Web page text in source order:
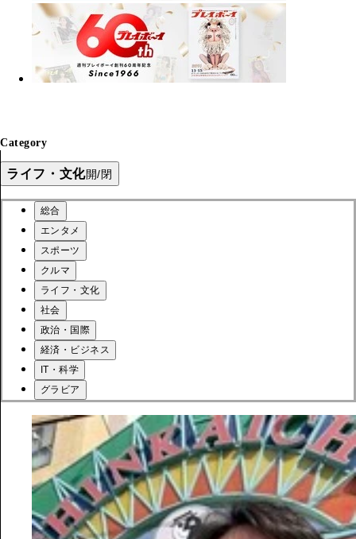
Category
ライフ・文化開/閉
総合
エンタメ
スポーツ
クルマ
ライフ・文化
社会
政治・国際
経済・ビジネス
IT・科学
グラビア